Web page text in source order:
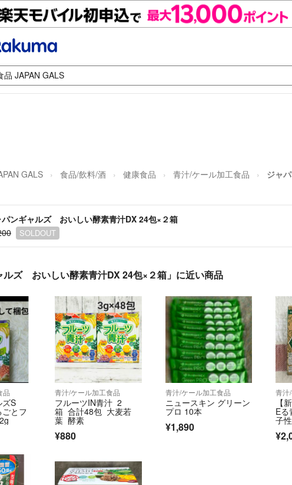
GALS 食品/飲料/酒 健康食品 青汁/ケール加工食品 ジャ
パンギャルズ おいしい酵素青汁DX 24包×２箱
SOLDOUT
ルズ おいしい酵素青汁DX 24包×２箱」に近い商品
品
ズS
とフ
青汁/ケール加工食品
フルーツIN青汁 2
箱 合計48包 大麦若
葉 酵素
¥880
青汁/ケール加工食品
ニュースキン グリーン
プロ 10本
¥1,890
青汁
【
Eる
子
肪